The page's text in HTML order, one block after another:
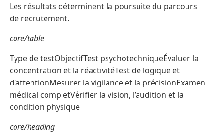
Les résultats déterminent la poursuite du parcours
de recrutement.
core/table
Type de testObjectifTest psychotechniqueÉvaluer la
concentration et la réactivitéTest de logique et
d’attentionMesurer la vigilance et la précisionExamen
médical completVérifier la vision, l’audition et la
condition physique
core/heading